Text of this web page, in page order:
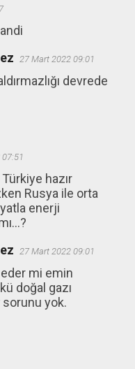
27 Mart 2022 09:01
devrede
hazır
Rusya ile orta
enerji
27 Mart 2022 09:01
mi emin
doğal gazı
yok.